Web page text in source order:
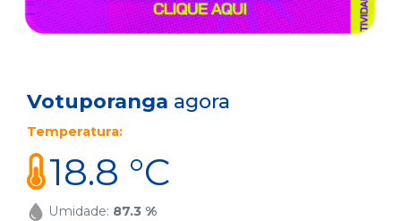
Votuporanga agora
Temperatura:
18.8 °C
Umidade: 87.3 %